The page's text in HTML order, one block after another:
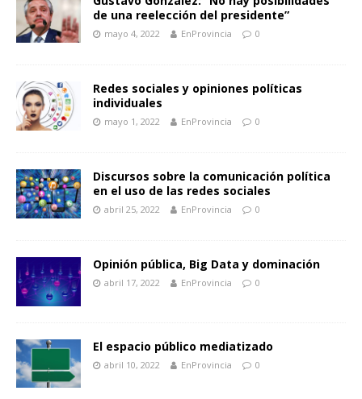
de una reelección del presidente”
mayo 4, 2022 EnProvincia 0
Redes sociales y opiniones políticas
individuales
mayo 1, 2022 EnProvincia 0
Discursos sobre la comunicación política
en el uso de las redes sociales
abril 25, 2022 EnProvincia 0
Opinión pública, Big Data y dominación
abril 17, 2022 EnProvincia 0
El espacio público mediatizado
abril 10, 2022 EnProvincia 0